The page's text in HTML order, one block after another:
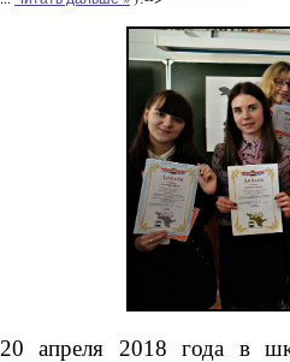
20 апреля 2018 года в